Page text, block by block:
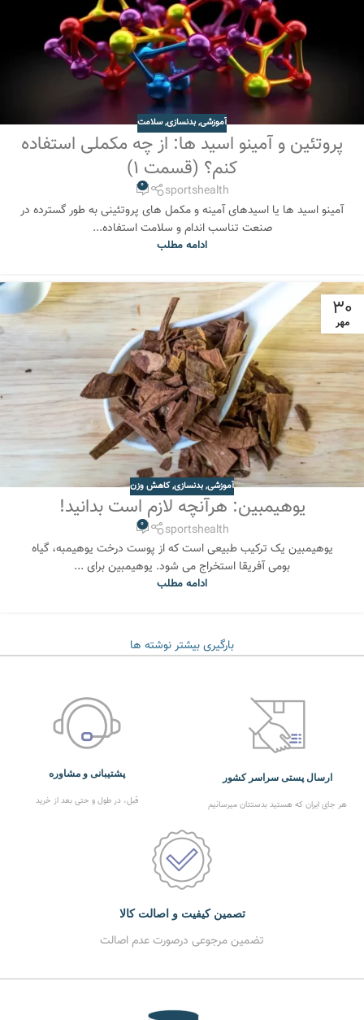
آموزشی,بدنسازی,سلامت
پروتئین و آمینو اسید ها: از چه مکملی استفاده
کنم؟ (قسمت 1)
sportshealth
0
آمینو اسید ها یا اسیدهای آمینه و مکمل های پروتئینی به طور گسترده در
صنعت تناسب اندام و سلامت استفاده...
ادامه مطلب
30
مهر
آموزشی,بدنسازی,کاهش وزن
یوهیمبین: هرآنچه لازم است بدانید!
sportshealth
0
یوهیمبین یک ترکیب طبیعی است که از پوست درخت یوهیمبه، گیاه
بومی آفریقا استخراج می شود. یوهیمبین برای ...
ادامه مطلب
بارگیری بیشتر نوشته ها
ارسال پستی سراسر کشور
هر جای ایران که هستید بدستتان میرسانیم
پشتیبانی و مشاوره
قبل، در طول و حتی بعد از خرید
تصمین کیفیت و اصالت کالا
تضمین مرجوعی درصورت عدم اصالت